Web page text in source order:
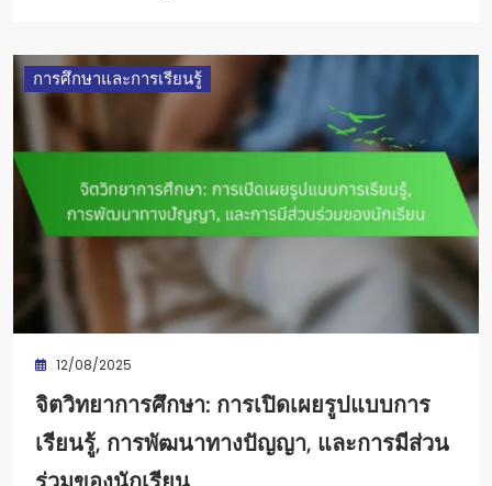
การศึกษาและการเรียนรู้
12/08/2025
จิตวิทยาการศึกษา: การเปิดเผยรูปแบบการ
เรียนรู้, การพัฒนาทางปัญญา, และการมีส่วน